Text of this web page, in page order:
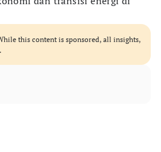
this content is sponsored, all insights,